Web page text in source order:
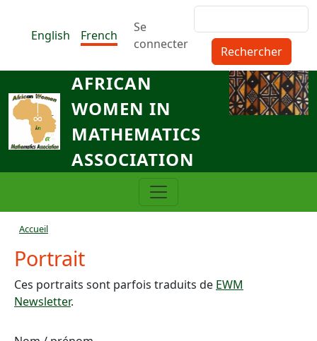
English
French
Menu du compte de
Se
connecter
AFRICAN
WOMEN IN
MATHEMATICS
ASSOCIATION
Fil d'Ariane
Accueil
Portrait
Ces portraits sont parfois traduits de EWM
Newsletter.